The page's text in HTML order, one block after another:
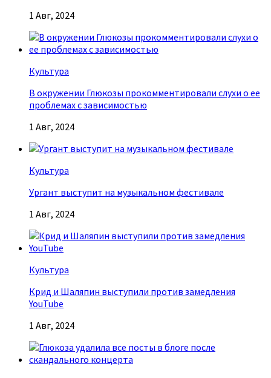
1 Авг, 2024
Культура
В окружении Глюкозы прокомментировали слухи о ее
проблемах с зависимостью
1 Авг, 2024
Культура
Ургант выступит на музыкальном фестивале
1 Авг, 2024
Культура
Крид и Шаляпин выступили против замедления
YouTube
1 Авг, 2024